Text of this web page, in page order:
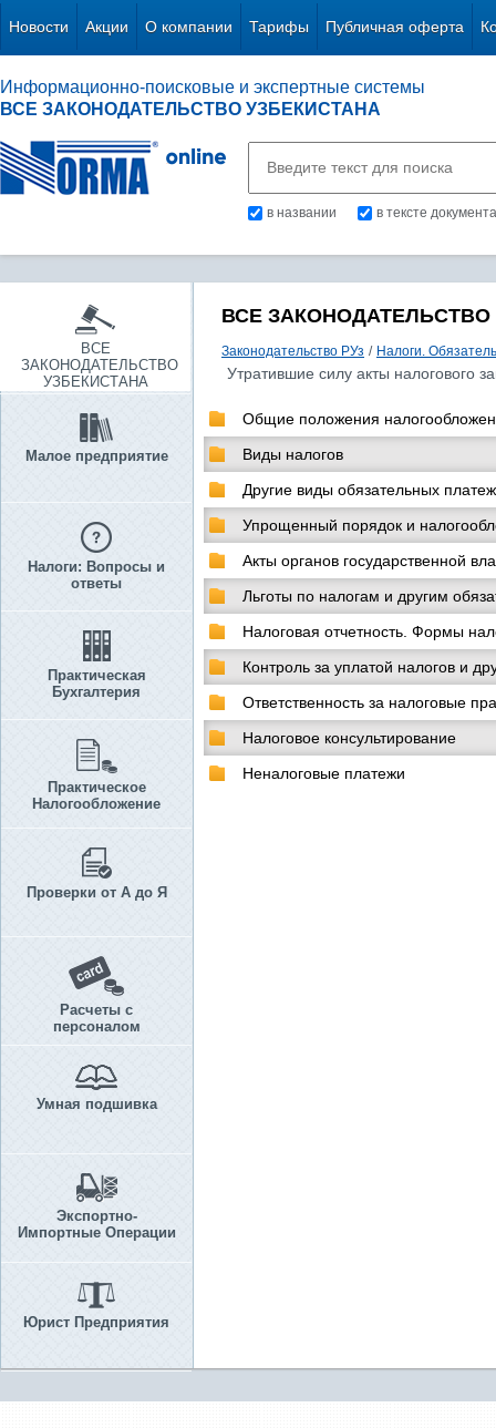
Новости Акции О компании Тарифы Публичная оферта
Информационно-поисковые и экспертные системы
ВСЕ ЗАКОНОДАТЕЛЬСТВО УЗБЕКИСТАНА
в названии в тексте документа
ВСЕ
ЗАКОНОДАТЕЛЬСТВО
УЗБЕКИСТАНА
Малое предприятие
Налоги: Вопросы и
ответы
Практическая
Бухгалтерия
Практическое
Налогообложение
Проверки от А до Я
Расчеты с
персоналом
Умная подшивка
Экспортно-
Импортные Операции
Юрист Предприятия
ВСЕ ЗАКОНОДАТЕЛЬСТВО
Законодательство РУз / Налоги.
Утратившие силу акты налогового
Общие положения
Виды налогов
Другие виды обязательных
Упрощенный порядок и
Акты органов государственной
Льготы по налогам и другим
Налоговая отчетность. Формы
Контроль за уплатой налогов и
Ответственность за налоговые
Налоговое консультирование
Неналоговые платежи